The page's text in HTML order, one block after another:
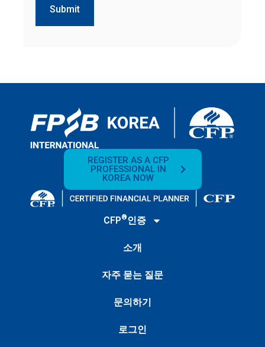
REGISTER AS A CFP
PROFESSIONAL IN
KOREA NOW
CFP®인증
소개
자주 묻는 질문
문의하기
로그인